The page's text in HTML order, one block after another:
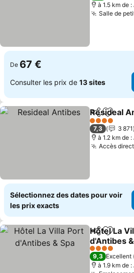
à 1.5 km de
Salle de
De 67 €
Consulter les prix de 13 sites
Partager
Resideal
4 Étoiles
7,3
3 871
à 1.2 km de
Accès
Sélectionnez des dates pour voir
les prix exacts
Partager
Hôtel La
d'Antibes
Consulter
4 Étoiles
9,3 Excellent
à 1.9 km de